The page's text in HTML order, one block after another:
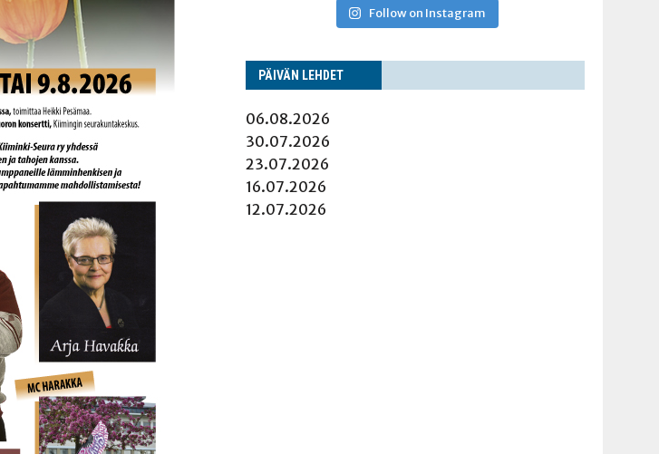
Follow on Instagram
PÄI­VÄN LEHDET
06.08.2026
30.07.2026
23.07.2026
16.07.2026
12.07.2026